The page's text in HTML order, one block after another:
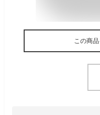
この商